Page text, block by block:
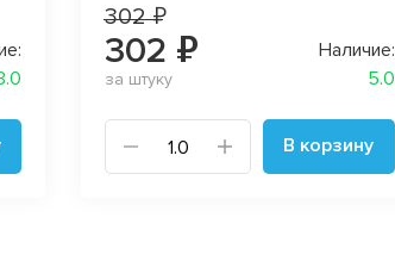
302 ₽
302 ₽
за штуку
Наличие:
5.0
В корзину